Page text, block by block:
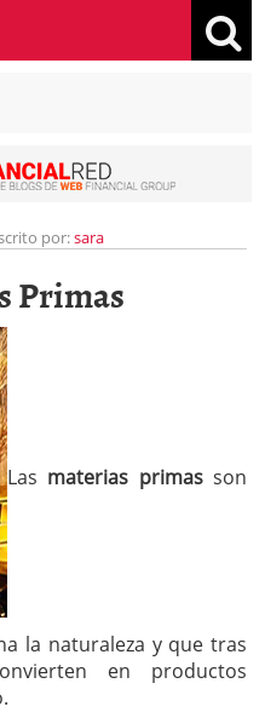
por:sara
Primas
Las materias primasson
la naturaleza y que tras
en productos